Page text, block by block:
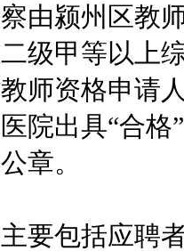
颍州区教师
级甲等以上
师资格申请
院出具“合格
章。
包括应聘者